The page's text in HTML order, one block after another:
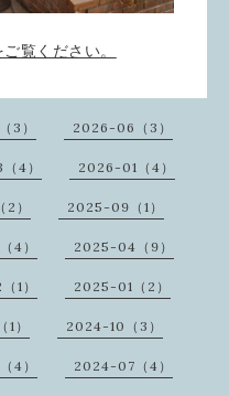
覧ください。
3） 2026-06（3）
4） 2026-01（4）
） 2025-09（1）
4） 2025-04（9）
1） 2025-01（2）
） 2024-10（3）
4） 2024-07（4）